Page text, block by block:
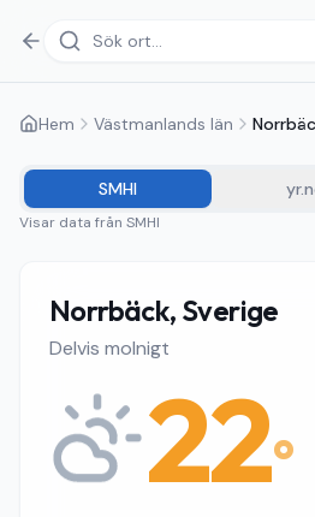
Hem Västmanlands län
SMHI
Visar data från SMHI
Norrbäck, Sverige
Delvis molnigt
22°